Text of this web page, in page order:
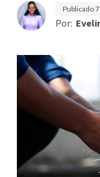
Publicado
Por: